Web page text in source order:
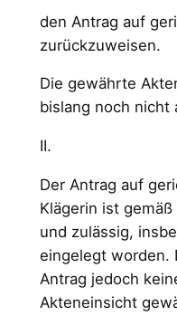
den Antrag auf
zurückzuweisen.
Die gewährte
bislang noch nicht
II.
Der Antrag auf
Klägerin ist gemäß
und zulässig,
eingelegt worden.
Antrag jedoch
Akteneinsicht